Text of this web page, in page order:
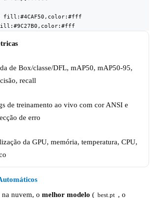
fill:#4CAF50,color:#fff
de Box/classe/DFL, mAP50, mAP50-95,
recall
de treinamento ao vivo com cor ANSI e
de erro
da GPU, memória, temperatura, CPU,
na nuvem, o melhor modelo ( best.pt , o